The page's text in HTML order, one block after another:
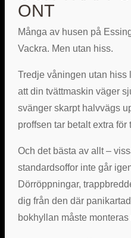
ONT
Många av husen på
Vackra. Men utan hiss.
Tredje våningen utan hiss
att din tvättmaskin väger
svänger skarpt halvvägs
proffsen tar betalt extra för
Och det bästa av allt –
standardsoffor inte går
Dörröppningar,
dig från den där
bokhyllan måste monteras